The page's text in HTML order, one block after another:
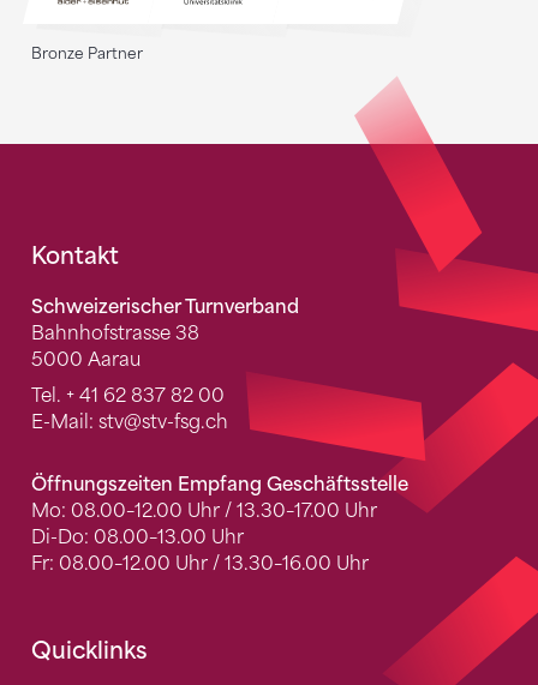
Bronze Partner
Fusszeile
Kontakt
Schweizerischer Turnverband
Bahnhofstrasse 38
5000 Aarau
Tel. + 41 62 837 82 00
E-Mail: stv@stv-fsg.ch
Öffnungszeiten Empfang Geschäftsstelle
Mo: 08.00–12.00 Uhr / 13.30–17.00 Uhr
Di-Do: 08.00–13.00 Uhr
Fr: 08.00–12.00 Uhr / 13.30–16.00 Uhr
Quicklinks